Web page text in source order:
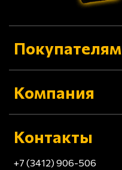
Покупателям
Компания
Контакты
+7 (3412) 906-506